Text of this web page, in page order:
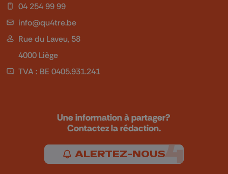
04 254 99 99
info@qu4tre.be
Rue du Laveu, 58
4000 Liège
TVA : BE 0405.931.241
Une information à partager?
Contactez la rédaction.
ALERTEZ-NOUS